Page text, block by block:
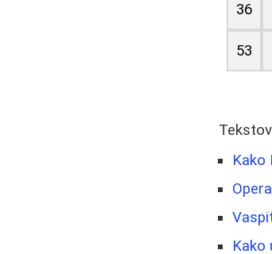
36
53
Kako
Kako